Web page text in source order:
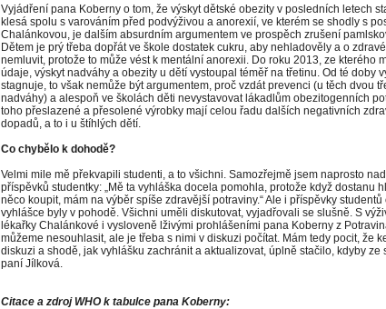
Vyjádření pana Koberny o tom, že výskyt dětské obezity v posledních letech
klesá spolu s varováním před podvýživou a anorexií, ve kterém se shodly s
Chalánkovou, je dalším absurdním argumentem ve prospěch zrušení
Dětem je prý třeba dopřát ve škole dostatek cukru, aby nehladověly a o
nemluvit, protože to může vést k mentální anorexii. Do roku 2013, ze kterého
údaje, výskyt nadváhy a obezity u dětí vystoupal téměř na třetinu. Od té doby
stagnuje, to však nemůže být argumentem, proč vzdát prevenci (u těch dvou
nadváhy) a alespoň ve školách děti nevystavovat lákadlům obezitogenních
toho přeslazené a přesolené výrobky mají celou řadu dalších negativních
dopadů, a to i u štíhlých dětí.
Co chybělo k dohodě?
Velmi mile mě překvapili studenti, a to všichni. Samozřejmě jsem naprosto
příspěvků studentky: „Mě ta vyhláška docela pomohla, protože když dostanu
něco koupit, mám na výběr spíše zdravější potraviny.“ Ale i příspěvky
vyhlášce byly v pohodě. Všichni uměli diskutovat, vyjadřovali se slušně. S
lékařky Chalánkové i vysloveně lživými prohlášeními pana Koberny z
můžeme nesouhlasit, ale je třeba s nimi v diskuzi počítat. Mám tedy pocit, že
diskuzi a shodě, jak vyhlášku zachránit a aktualizovat, úplně stačilo, kdyby ze
paní Jílková.
Citace a zdroj WHO k tabulce pana Koberny: